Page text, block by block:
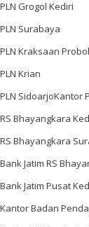
PLN Grogol Kediri
PLN Surabaya
PLN Kraksaan
PLN Krian
PLN SidoarjoKantor
RS Bhayangkara
RS Bhayangkara
Bank Jatim RS
Bank Jatim Pusat
Kantor Badan